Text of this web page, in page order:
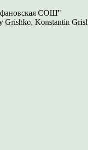
СОШ"
Grishko, Konstantin